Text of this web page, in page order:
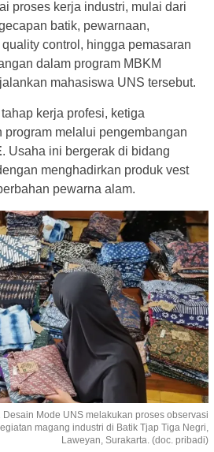
proses kerja industri, mulai dari
batik, pewarnaan,
control, hingga pemasaran
dalam program MBKM
mahasiswa UNS tersebut.
kerja profesi, ketiga
program melalui pengembangan
. Usaha ini bergerak di bidang
menghadirkan produk vest
pewarna alam.
Mode UNS melakukan proses observasi
magang industri di Batik Tjap Tiga Negri,
Laweyan, Surakarta. (doc. pribadi)